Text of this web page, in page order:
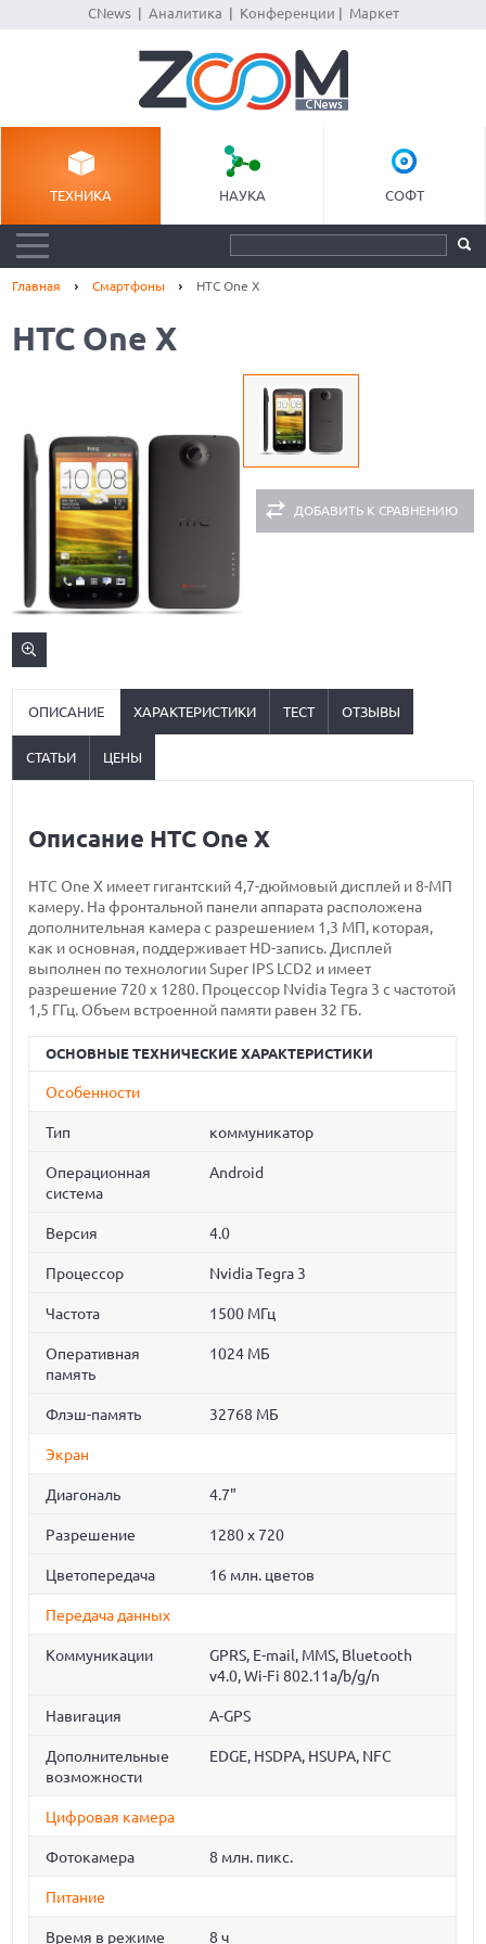
CNews| Аналитика Конференции Маркет
ТЕХНИКА НАУКА СОФТ
Главная Смартфоны HTC One X
HTC One X
ДОБАВИТЬ К СРАВНЕНИЮ
ОПИСАНИЕ ХАРАКТЕРИСТИКИ ТЕСТ ОТЗЫВЫ
СТАТЬИ ЦЕНЫ
Описание HTC One X
HTC One X имеет гигантский 4,7-дюймовый дисплей и 8-МП
камеру. На фронтальной панели аппарата расположена
дополнительная камера с разрешением 1,3 МП, которая,
как и основная, поддерживает HD-запись. Дисплей
выполнен по технологии Super IPS LCD2 и имеет
разрешение 720 x 1280. Процессор Nvidia Tegra 3 с частотой
1,5 ГГц. Объем встроенной памяти равен 32 ГБ.
ОСНОВНЫЕ ТЕХНИЧЕСКИЕ ХАРАКТЕРИСТИКИ
Особенности
Тип коммуникатор
Операционная
система
Android
Версия 4.0
Процессор Nvidia Tegra 3
Частота 1500 МГц
Оперативная
память
1024 МБ
Флэш-память 32768 МБ
Экран
Диагональ 4.7"
Разрешение 1280 x 720
Цветопередача 16 млн. цветов
Передача данных
Коммуникации
GPRS, E-mail, MMS, Bluetooth
v4.0, Wi-Fi 802.11a/b/g/n
Навигация A-GPS
Дополнительные
возможности
EDGE, HSDPA, HSUPA, NFC
Цифровая камера
Фотокамера 8 млн. пикс.
Питание
Время в режиме 8 ч